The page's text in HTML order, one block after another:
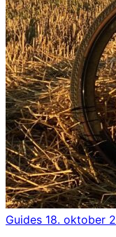
Guides 18. oktober